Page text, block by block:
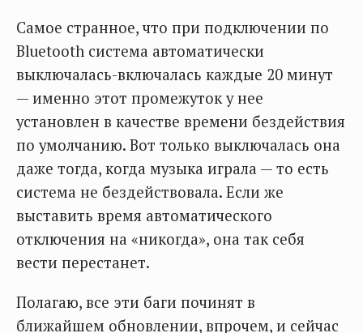
Самое странное, что при подключении по
Bluetooth система автоматически
выключалась-включалась каждые 20 минут
— именно этот промежуток у нее
установлен в качестве времени бездействия
по умолчанию. Вот только выключалась она
даже тогда, когда музыка играла — то есть
система не бездействовала. Если же
выставить время автоматического
отключения на «никогда», она так себя
вести перестанет.
Полагаю, все эти баги починят в
ближайшем обновлении, впрочем, и сейчас